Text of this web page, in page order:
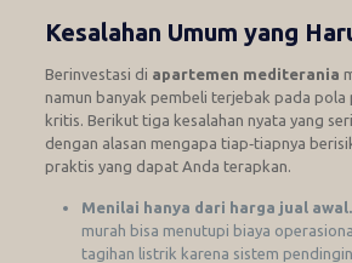
Kesalahan Umum yang
Berinvestasi di apartemen mediterania
namun banyak pembeli terjebak pada pola
kritis. Berikut tiga kesalahan nyata yang
dengan alasan mengapa tiap‑tiapnya
praktis yang dapat Anda terapkan.
Menilai hanya dari harga jual awal.
murah bisa menutupi biaya
tagihan listrik karena sistem